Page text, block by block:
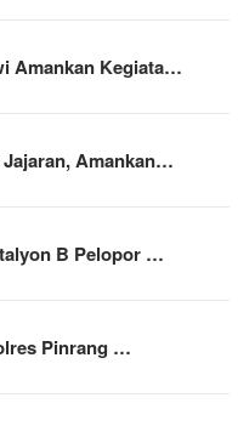
Amankan Kegiata…
Amankan…
B Pelopor …
Pinrang …